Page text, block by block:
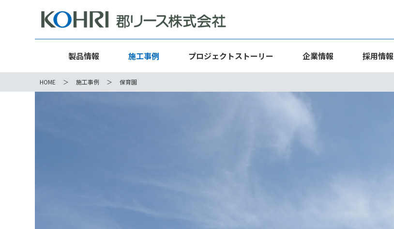
製品情報 施工事例 プロジェクトストーリー 企業情報 採用情報
HOME 施工事例 保育園